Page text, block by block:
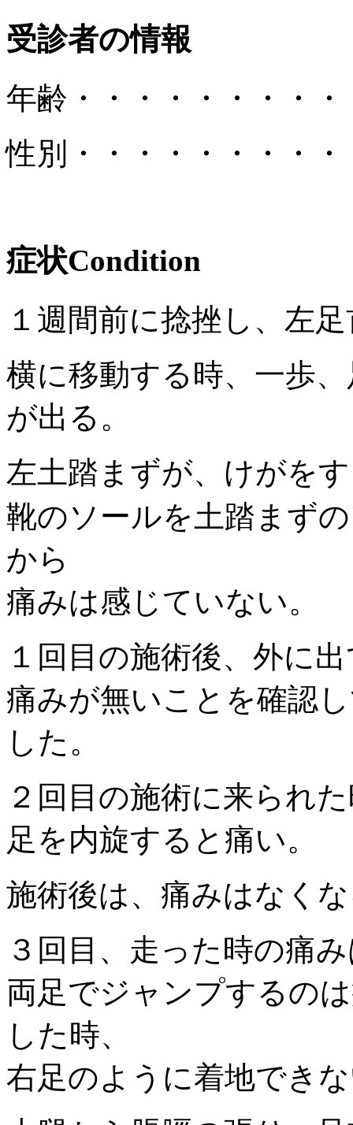
受診者の情報
年齢 ・・・・・・・・・
性別
・・・・・・・・・
症状Condition
１週間前に捻挫し、左
横に移動する時、一歩
が出る。
左土踏まずが、けがを
靴のソールを土踏まず
から
痛みは感じていない。
１回目の施術後、外に
痛みが無いことを確認
した。
２回目の施術に来られ
足を内旋すると痛い。
施術後は、痛みはなく
３回目、走った時の痛
両足でジャンプするの
した時、
右足のように着地でき